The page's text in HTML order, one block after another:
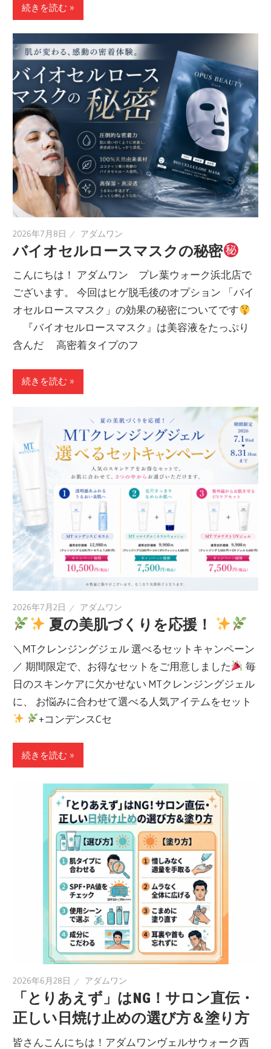
続きを読む »
2026年7月8日 アダムワン
バイオセルロースマスクの秘密
­こんにちは！ アダムワン プレ葉ウォーク浜北店で
ございます。 今回はヒゲ脱毛後のオプション 「バイ
オセルロースマスク」の効果の秘密についてです
『バイオセルロースマスク』は美容液をたっぷり
含んだ 高密着タイプのフ
続きを読む »
2026年7月2日 アダムワン
夏の美肌づくりを応援！
＼MTクレンジングジェル 選べるセットキャンペーン
／ 期間限定で、お得なセットをご用意しました
毎
日のスキンケアに欠かせない MTクレンジングジェル
に、 お悩みに合わせて選べる人気アイテムをセット
+コンデンスCセ
続きを読む »
2026年6月28日 アダムワン
「とりあえず」はNG！サロン直伝・
正しい日焼け止めの選び方＆塗り方
皆さんこんにちは！アダムワンヴェルサウォーク西